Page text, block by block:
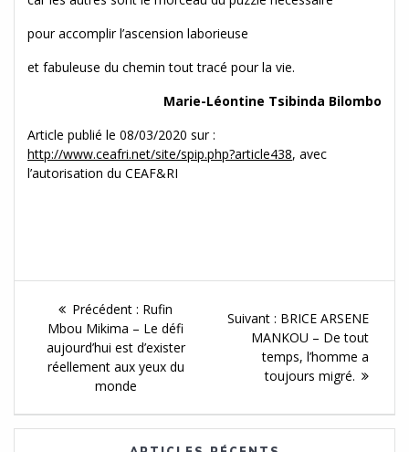
pour accomplir l’ascension laborieuse
et fabuleuse du chemin tout tracé pour la vie.
Marie-Léontine Tsibinda Bilombo
Article publié le 08/03/2020 sur :
http://www.ceafri.net/site/spip.php?article438, avec
l’autorisation du CEAF&RI
Navigation
l'article
Précédent : Article
précédent :
Rufin
Mbou Mikima – Le défi
aujourd’hui est d’exister
réellement aux yeux du
monde
Suivant : Article
Suivant :
BRICE ARSENE
MANKOU – De tout
temps, l’homme a
toujours migré.